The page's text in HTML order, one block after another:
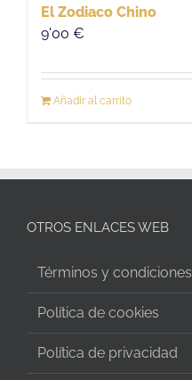
El Zodiaco Chino
9'00 €
Añadir al carrito
OTROS ENLACES WEB
Términos y condiciones
Política de cookies
Política de privacidad